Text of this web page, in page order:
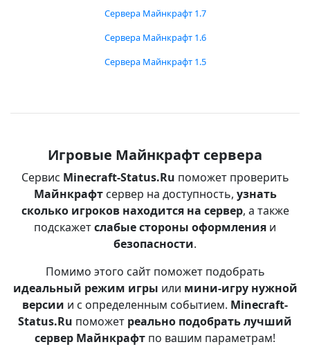
Сервера Майнкрафт 1.7
Сервера Майнкрафт 1.6
Сервера Майнкрафт 1.5
Игровые Майнкрафт сервера
Сервис Minecraft-Status.Ru поможет проверить
Майнкрафтсервер на доступность, узнать
сколько игроков находится на сервер, а также
подскажетслабые стороны оформления и
безопасности.
Помимо этого сайт поможет подобрать
идеальный режим игры или мини-игру нужной
версии и с определенным событием. Minecraft-
Status.Ru поможет реально подобрать лучший
сервер Майнкрафт по вашим параметрам!